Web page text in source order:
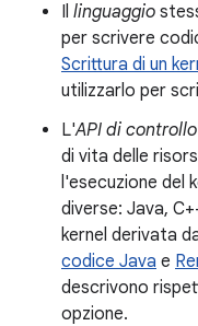
Il linguaggio
per scrivere
Scrittura di un
utilizzarlo per
L'API di controllo
di vita delle
l'esecuzione del
diverse: Java,
kernel derivata
codice Java e
descrivono
opzione.